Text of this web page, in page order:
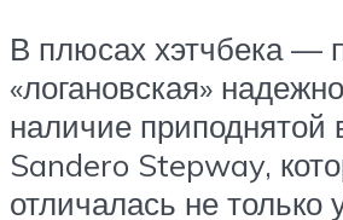
В плюсах хэтчбека —
«логановская»
наличие приподнятой
Sandero Stepway,
отличалась не только